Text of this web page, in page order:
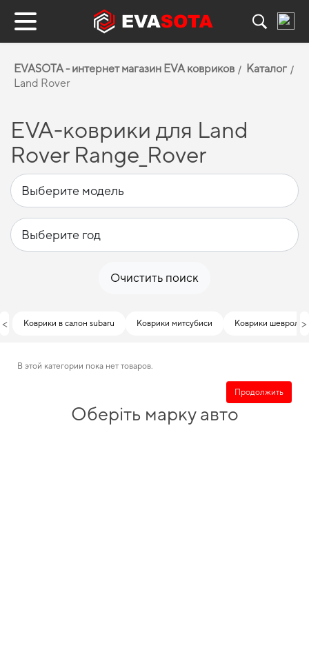
EVASOTA - интернет магазин EVA ковриков
Каталог
Land Rover
EVA-коврики для Land
Rover Range_Rover
Очистить поиск
< Коврики в салон subaru Коврики митсубиси Коврики шевроле>
В этой категории пока нет товаров.
Продолжить